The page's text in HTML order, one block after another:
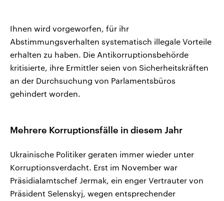
Ihnen wird vorgeworfen, für ihr
Abstimmungsverhalten systematisch illegale Vorteile
erhalten zu haben. Die Antikorruptionsbehörde
kritisierte, ihre Ermittler seien von Sicherheitskräften
an der Durchsuchung von Parlamentsbüros
gehindert worden.
Mehrere Korruptionsfälle in diesem Jahr
Ukrainische Politiker geraten immer wieder unter
Korruptionsverdacht. Erst im November war
Präsidialamtschef Jermak, ein enger Vertrauter von
Präsident Selenskyj, wegen entsprechender